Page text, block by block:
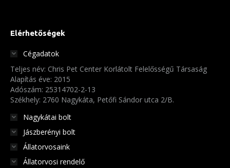
Elérhetőségek
Cégadatok
Teljes név: Chris Pet Center Korlátolt Felelősségű Társaság
Alapítás éve: 2015
Adószám: 25314702-2-13
Székhely: 2760 Nagykáta, Petőfi Sándor utca 2/B.
Nagykátai bolt
Jászberényi bolt
Állatorvosaink
Állatorvosi rendelő